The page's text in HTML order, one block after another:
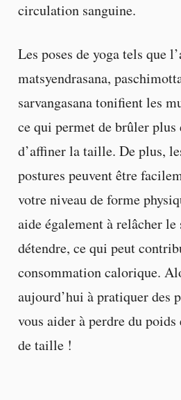
circulation sanguine.
Les poses de yoga tels que
matsyendrasana,
sarvangasana tonifient les
ce qui permet de brûler plus
d’affiner la taille. De plus,
postures peuvent être
votre niveau de forme
aide également à relâcher le
détendre, ce qui peut
consommation calorique.
aujourd’hui à pratiquer des
vous aider à perdre du
de taille !